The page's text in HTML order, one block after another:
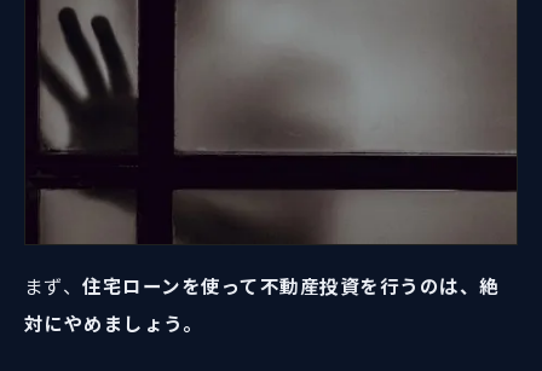
まず、住宅ローンを使って不動産投資を行うのは、絶
対にやめましょう。